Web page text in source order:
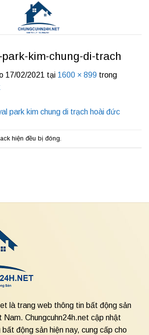
kim-chung-di-trach
17/02/2021 tại 1600 × 899 trong
hiện đều bị đóng.
là trang web thông tin bất động sản
Nam. Chungcuhn24h.net cập nhật
động sản hiện nay, cung cấp cho